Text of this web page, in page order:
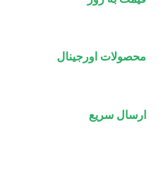
محصولات اورجینال
ارسال سریع